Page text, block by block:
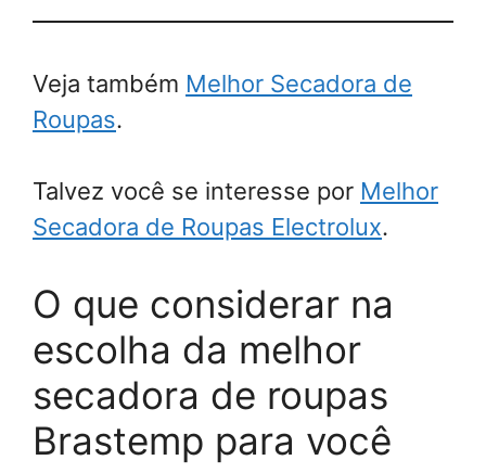
Veja também Melhor Secadora de
Roupas.
Talvez você se interesse por Melhor
Secadora de Roupas Electrolux.
O que considerar na
escolha da melhor
secadora de roupas
Brastemp para você